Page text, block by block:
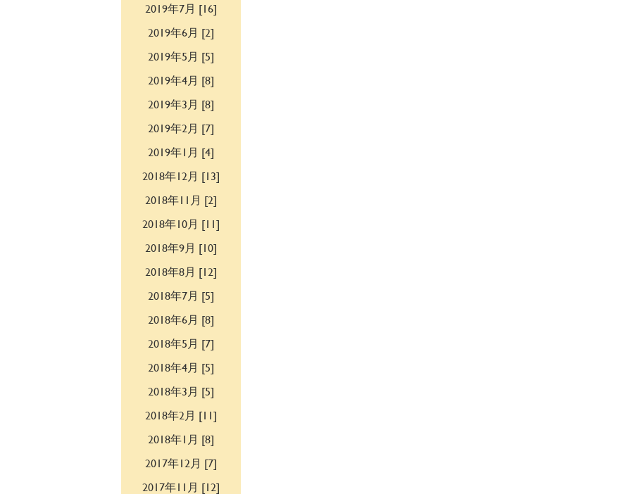
2019年7月 [16]
2019年6月 [2]
2019年5月 [5]
2019年4月 [8]
2019年3月 [8]
2019年2月 [7]
2019年1月 [4]
2018年12月 [13]
2018年11月 [2]
2018年10月 [11]
2018年9月 [10]
2018年8月 [12]
2018年7月 [5]
2018年6月 [8]
2018年5月 [7]
2018年4月 [5]
2018年3月 [5]
2018年2月 [11]
2018年1月 [8]
2017年12月 [7]
2017年11月 [12]